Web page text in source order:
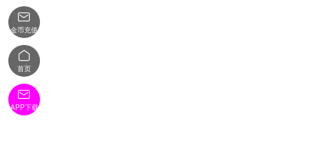

金币充值

首页

APP下载